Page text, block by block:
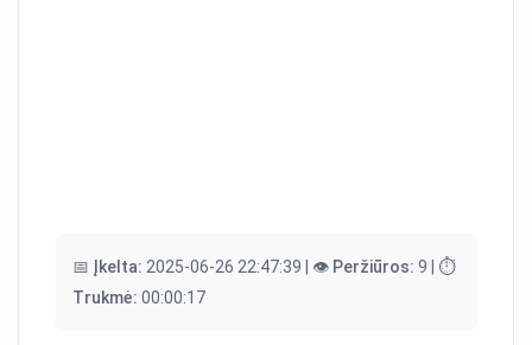
📅 Įkelta: 2025-06-26 22:47:39 | 👁️ Peržiūros: 9 | ⏱️
Trukmė: 00:00:17